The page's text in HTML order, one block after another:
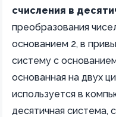
счисления в
преобразования
основанием 2, в
систему с
основанная на двух
используется в
десятичная система,